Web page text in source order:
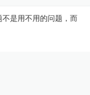
用战术核武器对
是用不用的问题，而